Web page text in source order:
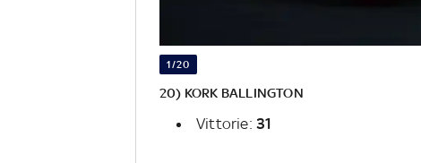
1/20
20) KORK BALLINGTON
Vittorie: 31